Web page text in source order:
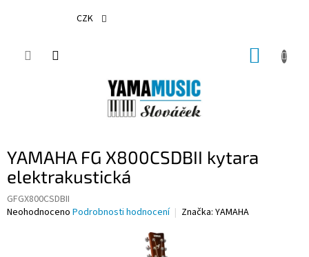
CZK
YAMAHA FG X800CSDBII kytara
elektrakustická
GFGX800CSDBII
Průměrné
Neohodnoceno Podrobnosti hodnocení Značka: YAMAHA